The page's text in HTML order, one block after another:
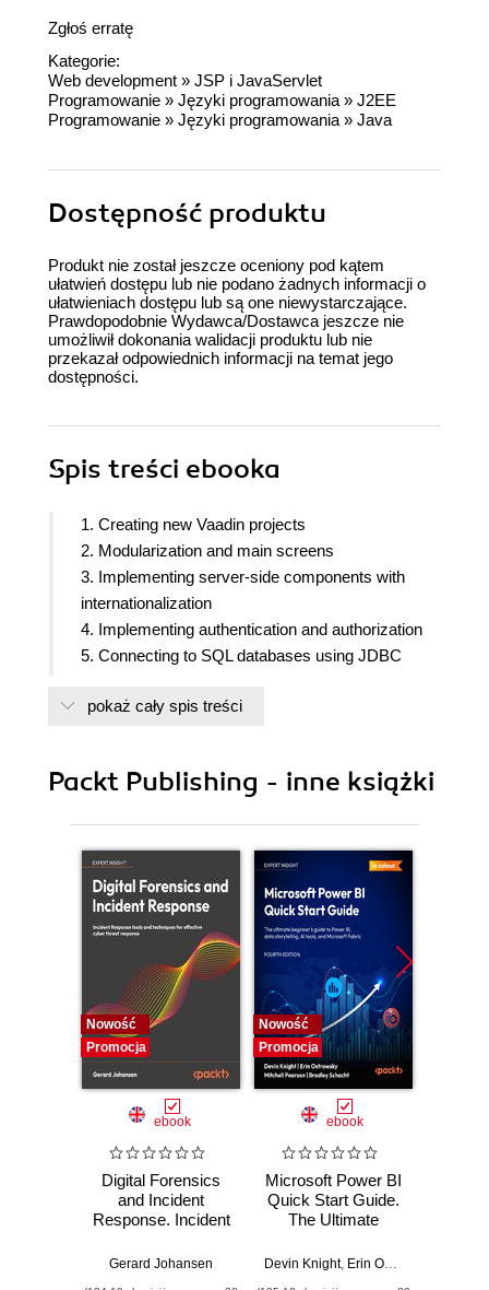
Zgłoś erratę
Kategorie:
Web development » JSP i JavaServlet
Programowanie » Języki programowania » J2EE
Programowanie » Języki programowania » Java
Dostępność produktu
Produkt nie został jeszcze oceniony pod kątem
ułatwień dostępu lub nie podano żadnych informacji o
ułatwieniach dostępu lub są one niewystarczające.
Prawdopodobnie Wydawca/Dostawca jeszcze nie
umożliwił dokonania walidacji produktu lub nie
przekazał odpowiednich informacji na temat jego
dostępności.
Spis treści ebooka
1. Creating new Vaadin projects
2. Modularization and main screens
3. Implementing server-side components with
internationalization
4. Implementing authentication and authorization
5. Connecting to SQL databases using JDBC
Frameworks
9. Lazy Loading
pokaż cały spis treści
Packt Publishing - inne książki
Nowość
Promocja
ebook
Digital Forensics
and Incident
Response. Incident
and techniques for
Gerard Johansen
Nowość
Promocja
ebook
Microsoft Power BI
Quick Start Guide.
The Ultimate
to Power BI, Data
Devin Knight, Erin Ostrowsky